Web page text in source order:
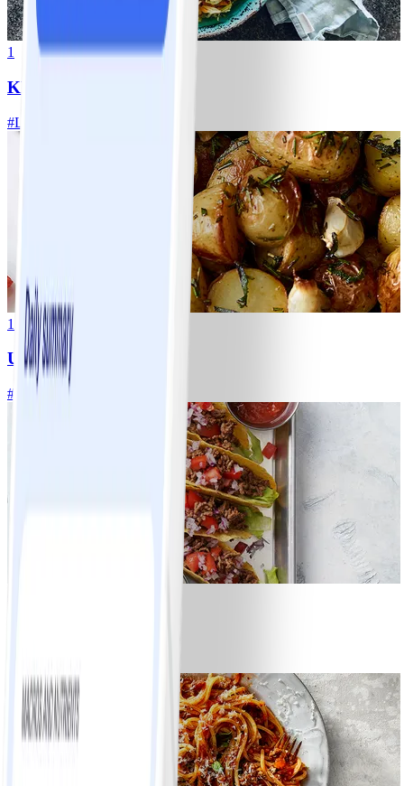
1
Klassisk vitkålssallad
#Lätt
1
Ugnsrostad potatis
# Lätt5 MIN